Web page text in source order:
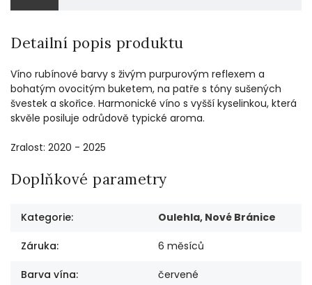
Detailní popis produktu
Víno rubínové barvy s živým purpurovým reflexem a
bohatým ovocitým buketem, na patře s tóny sušených
švestek a skořice. Harmonické víno s vyšší kyselinkou, která
skvěle posiluje odrůdově typické aroma.
Zralost: 2020 - 2025
Doplňkové parametry
Kategorie: Oulehla, Nové Bránice
Záruka: 6 měsíců
Barva vína: červené